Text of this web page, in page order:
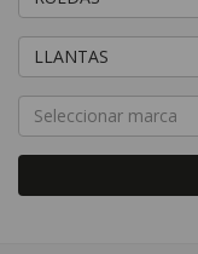
LLANTAS
Seleccionar marca